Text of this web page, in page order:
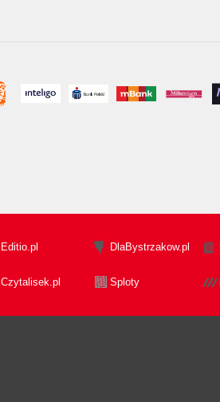
Editio.pl DlaBystrzakow.pl
Czytalisek.pl Sploty